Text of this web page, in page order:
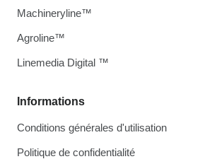
Informations
Conditions générales d'utilisation
Politique de confidentialité
Machineryline™
Agroline™
Linemedia Digital ™